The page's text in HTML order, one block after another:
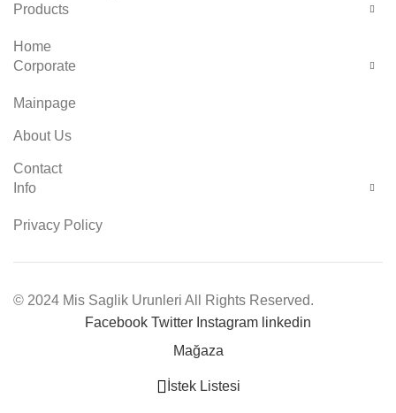
Products
Home
Corporate
Mainpage
About Us
Contact
Info
Privacy Policy
© 2024 Mis Saglik Urunleri All Rights Reserved.
Facebook Twitter Instagram linkedin
Mağaza
İstek Listesi